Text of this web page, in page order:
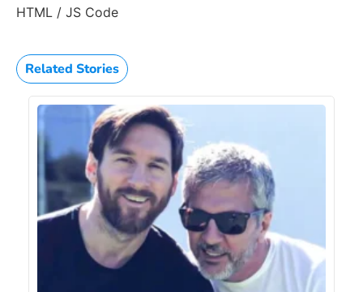
HTML / JS Code
Related Stories